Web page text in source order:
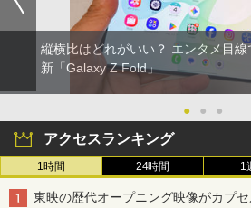
縦横比はどれがいい？ エンタメ目
新「Galaxy Z Fold」
● ● ●
アクセスランキング
1時間 24時間 1
東映の歴代オープニング映像がカプ